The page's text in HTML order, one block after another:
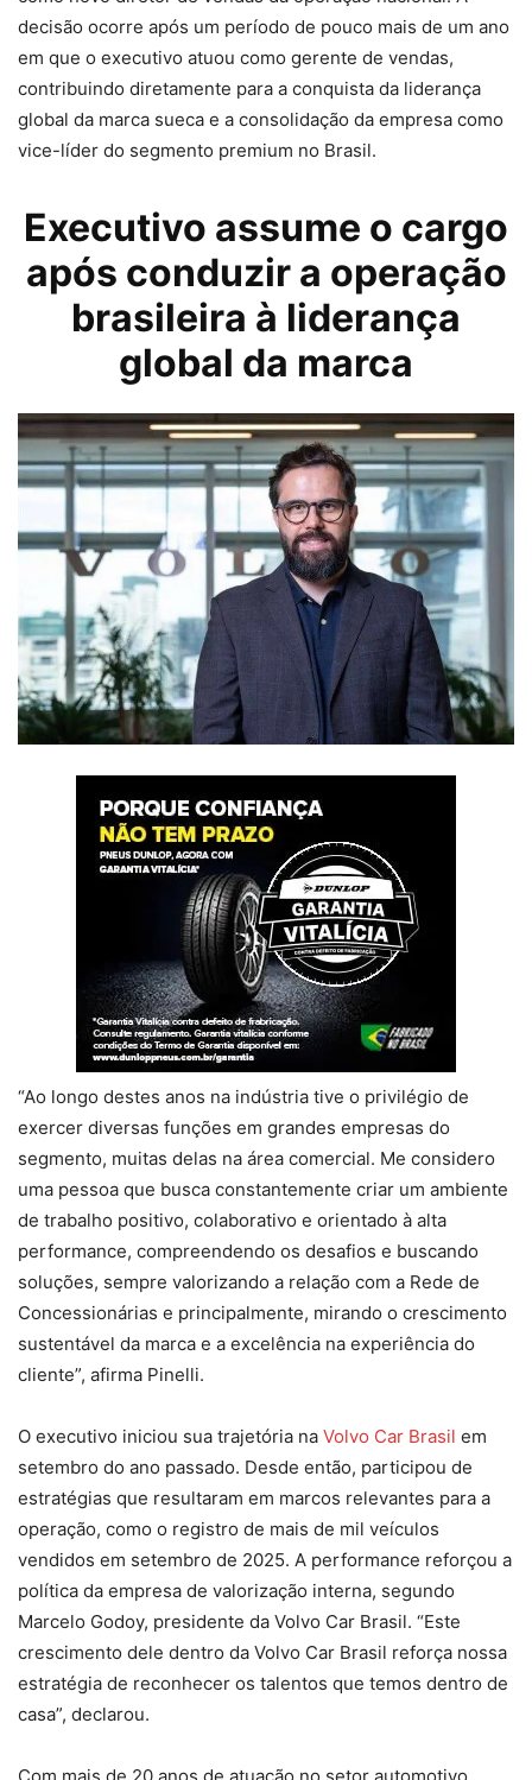
decisão ocorre após um período de pouco mais de um ano
em que o executivo atuou como gerente de vendas,
contribuindo diretamente para a conquista da liderança
global da marca sueca e a consolidação da empresa como
vice-líder do segmento premium no Brasil.
Executivo assume o cargo
após conduzir a operação
brasileira à liderança
global da marca
“Ao longo destes anos na indústria tive o privilégio de
exercer diversas funções em grandes empresas do
segmento, muitas delas na área comercial. Me considero
uma pessoa que busca constantemente criar um ambiente
de trabalho positivo, colaborativo e orientado à alta
performance, compreendendo os desafios e buscando
soluções, sempre valorizando a relação com a Rede de
Concessionárias e principalmente, mirando o crescimento
sustentável da marca e a excelência na experiência do
cliente”, afirma Pinelli.
O executivo iniciou sua trajetória na Volvo Car Brasil em
setembro do ano passado. Desde então, participou de
estratégias que resultaram em marcos relevantes para a
operação, como o registro de mais de mil veículos
vendidos em setembro de 2025. A performance reforçou a
política da empresa de valorização interna, segundo
Marcelo Godoy, presidente da Volvo Car Brasil. “Este
crescimento dele dentro da Volvo Car Brasil reforça nossa
estratégia de reconhecer os talentos que temos dentro de
casa”, declarou.
Com mais de 20 anos de atuação no setor automotivo,